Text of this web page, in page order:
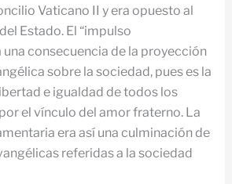
Vaticano II y era opuesto al
Estado. El “impulso
consecuencia de la proyección
sobre la sociedad, pues es la
e igualdad de todos los
el vínculo del amor fraterno. La
era así una culminación de
referidas a la sociedad